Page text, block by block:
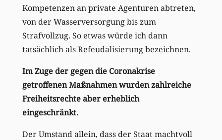
Kompetenzen an private Agenturen abtreten,
von der Wasserversorgung bis zum
Strafvollzug. So etwas würde ich dann
tatsächlich als Refeudalisierung bezeichnen.
Im Zuge der gegen die Coronakrise
getroffenen Maßnahmen wurden zahlreiche
Freiheitsrechte aber erheblich
eingeschränkt.
Der Umstand allein, dass der Staat machtvoll